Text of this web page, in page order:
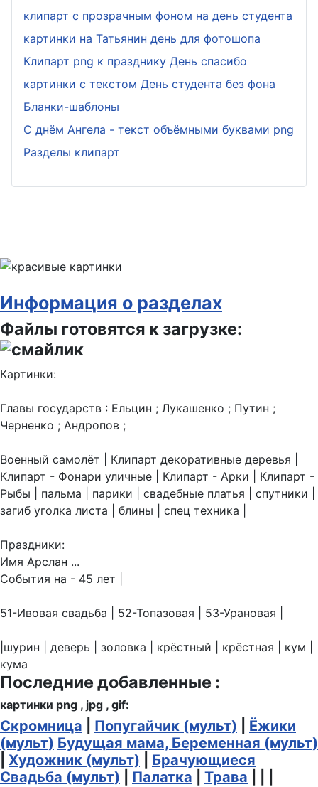
клипарт с прозрачным фоном на день студента
картинки на Татьянин день для фотошопа
Клипарт png к празднику День спасибо
картинки с текстом День студента без фона
Бланки-шаблоны
С днём Ангела - текст объёмными буквами png
Разделы клипарт
Информация о разделах
Файлы готовятся к загрузке:
Картинки:
Главы государств : Ельцин ; Лукашенко ; Путин ;
Черненко ; Андропов ;
Военный самолёт | Клипарт декоративные деревья |
Клипарт - Фонари уличные | Клипарт - Арки | Клипарт -
Рыбы | пальма | парики | свадебные платья | спутники |
загиб уголка листа | блины | спец техника |
Праздники:
Имя Арслан ...
События на - 45 лет |
51-Ивовая свадьба | 52-Топазовая | 53-Урановая |
|шурин | деверь | золовка | крёстный | крёстная | кум |
кума
Последние добавленные :
картинки png , jpg , gif:
Скромница Попугайчик (мульт)
Ёжики
(мульт) Будущая мама, Беременная (мульт)
Художник (мульт)
Брачующиеся
Свадьба (мульт)
Палатка Трава